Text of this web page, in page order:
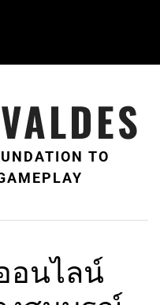
TO
อนไลน์